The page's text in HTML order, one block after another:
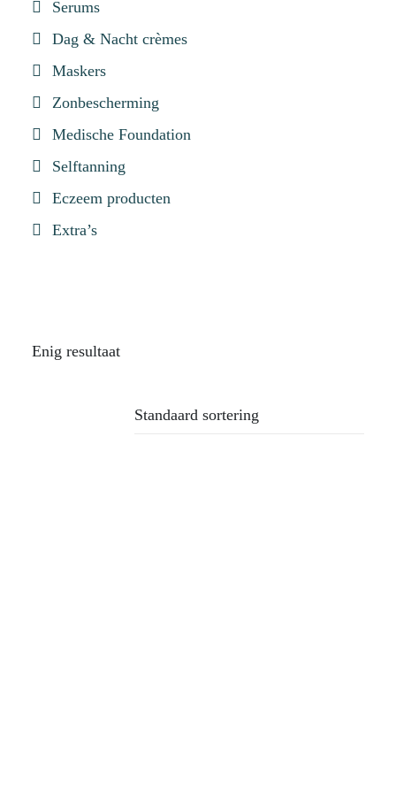
Serums
Dag & Nacht crèmes
Maskers
Zonbescherming
Medische Foundation
Selftanning
Eczeem producten
Extra’s
Enig resultaat